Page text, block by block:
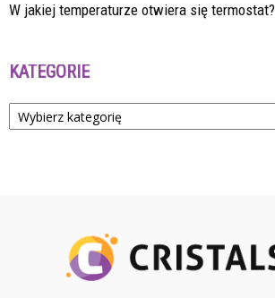
W jakiej temperaturze otwiera się termostat?
KATEGORIE
Kategorie